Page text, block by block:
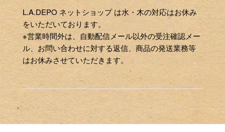
L.A.DEPO ネットショップ は水・木の対応はお休み
をいただいております。
※営業時間外は、自動配信メール以外の受注確認メー
ル、お問い合わせに対する返信、商品の発送業務等
はお休みさせていただきます。